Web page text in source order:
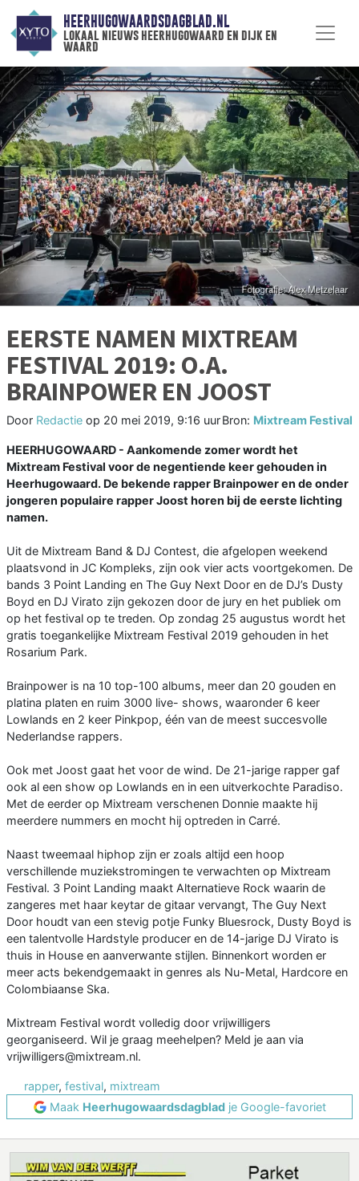
HEERHUGOWAARDSDAGBLAD.NL
lokaal nieuws heerhugowaard en dijk en
waard
EERSTE NAMEN MIXTREAM
FESTIVAL 2019: O.A.
BRAINPOWER EN JOOST
Door Redactie op 20 mei 2019, 9:16 uurBron: Mixtream Festival
HEERHUGOWAARD - Aankomende zomer wordt het
Mixtream Festival voor de negentiende keer gehouden in
Heerhugowaard. De bekende rapper Brainpower en de onder
jongeren populaire rapper Joost horen bij de eerste lichting
namen.
Uit de Mixtream Band & DJ Contest, die afgelopen weekend
plaatsvond in JC Kompleks, zijn ook vier acts voortgekomen. De
bands 3 Point Landing en The Guy Next Door en de DJ’s Dusty
Boyd en DJ Virato zijn gekozen door de jury en het publiek om
op het festival op te treden. Op zondag 25 augustus wordt het
gratis toegankelijke Mixtream Festival 2019 gehouden in het
Rosarium Park.
Brainpower is na 10 top-100 albums, meer dan 20 gouden en
platina platen en ruim 3000 live- shows, waaronder 6 keer
Lowlands en 2 keer Pinkpop, één van de meest succesvolle
Nederlandse rappers.
Ook met Joost gaat het voor de wind. De 21-jarige rapper gaf
ook al een show op Lowlands en in een uitverkochte Paradiso.
Met de eerder op Mixtream verschenen Donnie maakte hij
meerdere nummers en mocht hij optreden in Carré.
Naast tweemaal hiphop zijn er zoals altijd een hoop
verschillende muziekstromingen te verwachten op Mixtream
Festival. 3 Point Landing maakt Alternatieve Rock waarin de
zangeres met haar keytar de gitaar vervangt, The Guy Next
Door houdt van een stevig potje Funky Bluesrock, Dusty Boyd is
een talentvolle Hardstyle producer en de 14-jarige DJ Virato is
thuis in House en aanverwante stijlen. Binnenkort worden er
meer acts bekendgemaakt in genres als Nu-Metal, Hardcore en
Colombiaanse Ska.
Mixtream Festival wordt volledig door vrijwilligers
georganiseerd. Wil je graag meehelpen? Meld je aan via
vrijwilligers@mixtream.nl.
rapper, festival, mixtream
Maak Heerhugowaardsdagbladje Google-favoriet